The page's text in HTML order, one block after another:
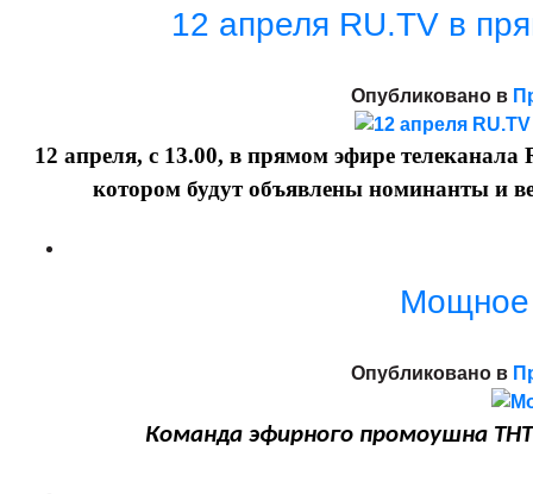
12 апреля RU.TV в
Опубликовано в
12 апреля, с 13.00, в прямом эфире
котором будут объявлены номинанты и
Мощное
Опубликовано в
Команда эфирного промоушна